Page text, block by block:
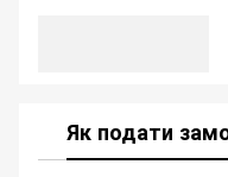
Як подати